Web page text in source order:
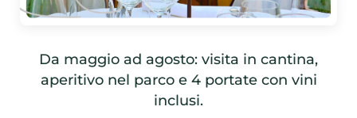
Da maggio ad agosto: visita in cantina,
aperitivo nel parco e 4 portate con vini
inclusi.